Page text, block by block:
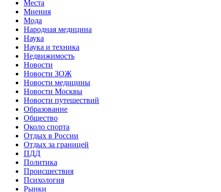
Места
Мнения
Мода
Народная медицина
Наука
Наука и техника
Недвижимость
Новости
Новости ЗОЖ
Новости медицины
Новости Москвы
Новости путешествий
Образование
Общество
Около спорта
Отдых в России
Отдых за границей
ПДД
Политика
Происшествия
Психология
Рынки